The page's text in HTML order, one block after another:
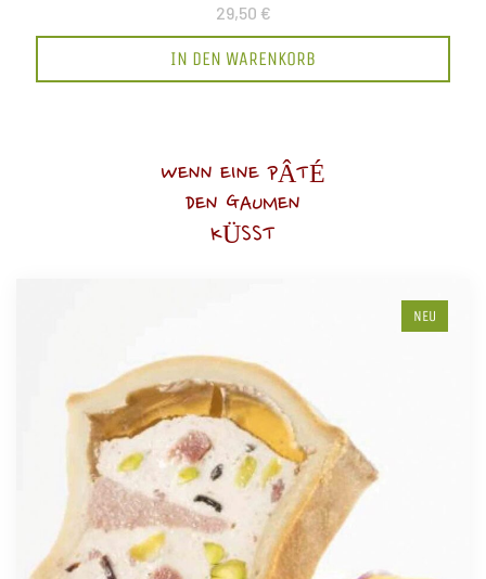
29,50 €
IN DEN WARENKORB
WENN EINE PÂTÉ
DEN GAUMEN
KÜSST
NEU